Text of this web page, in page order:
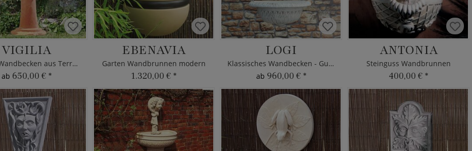
VIGILIA
Garten Wandbecken aus Terrakotta
ab 650,00 € *
EBENAVIA
Garten Wandbrunnen modern
1.320,00 € *
LOGI
Klassisches Wandbecken - Gusseisen
ab 960,00 € *
ANTONIA
Steinguss Wandbrunnen
400,00 € *